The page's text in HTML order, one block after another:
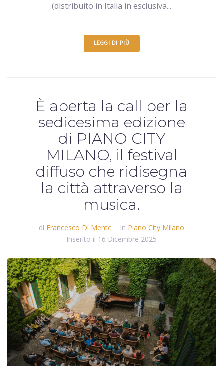
(distribuito in Italia in esclusiva...
LEGGI DI PIÙ
È aperta la call per la
sedicesima edizione
di PIANO CITY
MILANO, il festival
diffuso che ridisegna
la città attraverso la
musica.
di Francesco Di Mento In Piano City Milano
Inserito il 16 Dicembre 2025